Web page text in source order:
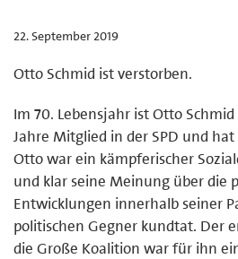
22. September 2019
Otto Schmid ist verstorben.
Im 70. Lebensjahr ist Otto
Jahre Mitglied in der SPD und hat
Otto war ein kämpferischer
und klar seine Meinung über die
Entwicklungen innerhalb seiner
politischen Gegner kundtat. Der
die Große Koalition war für ihn